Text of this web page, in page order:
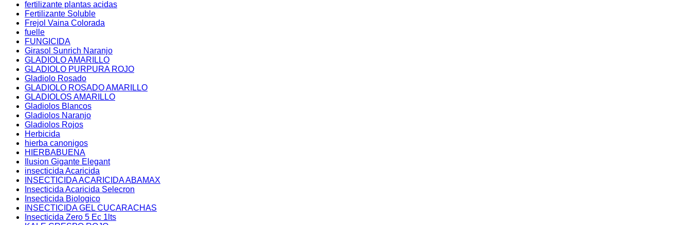
fertilizante plantas acidas
Fertilizante Soluble
Frejol Vaina Colorada
fuelle
FUNGICIDA
Girasol Sunrich Naranjo
GLADIOLO AMARILLO
GLADIOLO PURPURA ROJO
Gladiolo Rosado
GLADIOLO ROSADO AMARILLO
GLADIOLOS AMARILLO
Gladiolos Blancos
Gladiolos Naranjo
Gladiolos Rojos
Herbicida
hierba canonigos
HIERBABUENA
Ilusion Gigante Elegant
insecticida Acaricida
INSECTICIDA ACARICIDA ABAMAX
Insecticida Acaricida Selecron
Insecticida Biologico
INSECTICIDA GEL CUCARACHAS
Insecticida Zero 5 Ec 1lts